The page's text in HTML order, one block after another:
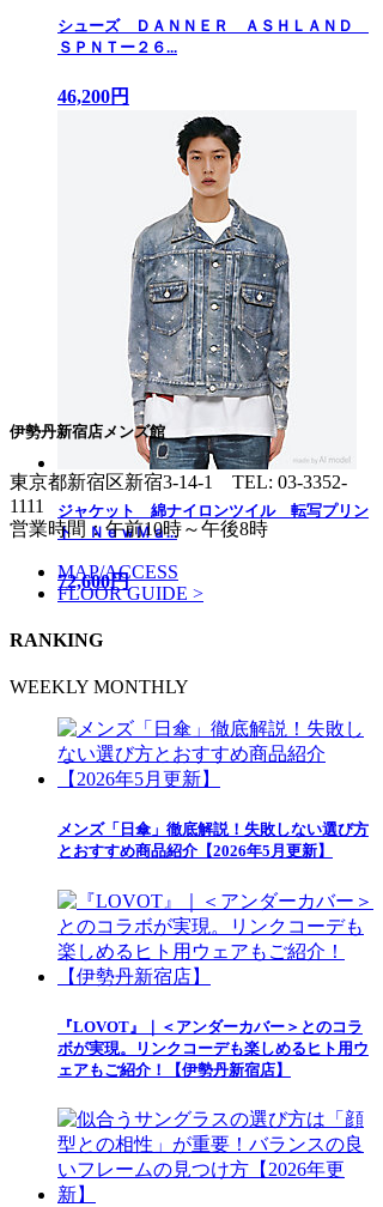
シューズ ＤＡＮＮＥＲ ＡＳＨＬＡＮＤ
ＳＰＮＴー２６...
46,200円
ジャケット 綿ナイロンツイル 転写プリン
ト ＮｅｗＭａ...
72,600円
伊勢丹新宿店メンズ館
東京都新宿区新宿3-14-1 TEL: 03-3352-
1111
営業時間：午前10時～午後8時
MAP/ACCESS
FLOOR GUIDE >
RANKING
WEEKLY MONTHLY
メンズ「日傘」徹底解説！失敗しない選び方
とおすすめ商品紹介【2026年5月更新】
『LOVOT』｜＜アンダーカバー＞とのコラ
ボが実現。リンクコーデも楽しめるヒト用ウ
ェアもご紹介！【伊勢丹新宿店】